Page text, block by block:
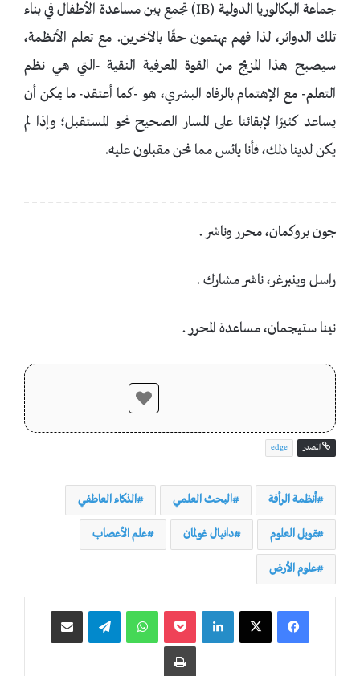
جماعة البكالوريا الدولية (IB) تجمع بين مساعدة الأطفال في بناء
تلك الدوائر، لذا فهم يهتمون حقًا بالآخرين. مع تعلم الأنظمة،
سيصبح هذا المزيج من القوة المعرفية النقية -التي هي نظم
التعلم- مع الإهتمام بالرفاه البشري، هو -كما أعتقد- ما يمكن أن
يساعد كثيرًا لإبقائنا على المسار الصحيح نحو المستقبل؛ وإذا لم
يكن لدينا ذلك، فأنا يائس مما نحن مقبلون عليه.
جون بروكمان، محرر وناشر .
راسل وينبرغر، ناشر مشارك .
نينا ستيجمان، مساعدة المحرر .
المصدر edge
أنظمة الرأفة البحث العلمي الذكاء العاطفي
تمويل العلوم دانيال غولمان علم الأعصاب
علوم الأرض
واتساب